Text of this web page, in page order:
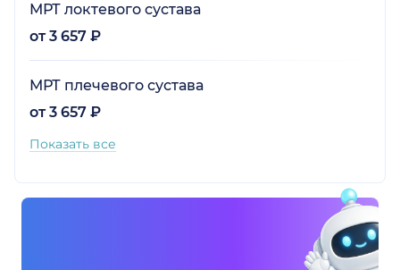
МРТ локтевого сустава
от 3 657 ₽
МРТ плечевого сустава
от 3 657 ₽
Показать все